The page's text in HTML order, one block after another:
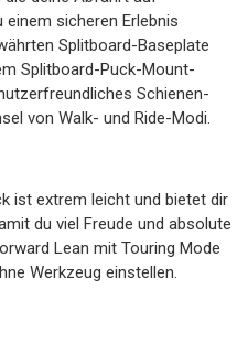
sicheren Erlebnis
Splitboard-Baseplate
Splitboard-Puck-Mount-
Schienen-
von Walk- und Ride-Modi.
ist extrem leicht und bietet dir
du viel Freude und absolute
Lean mit Touring Mode
Werkzeug einstellen.